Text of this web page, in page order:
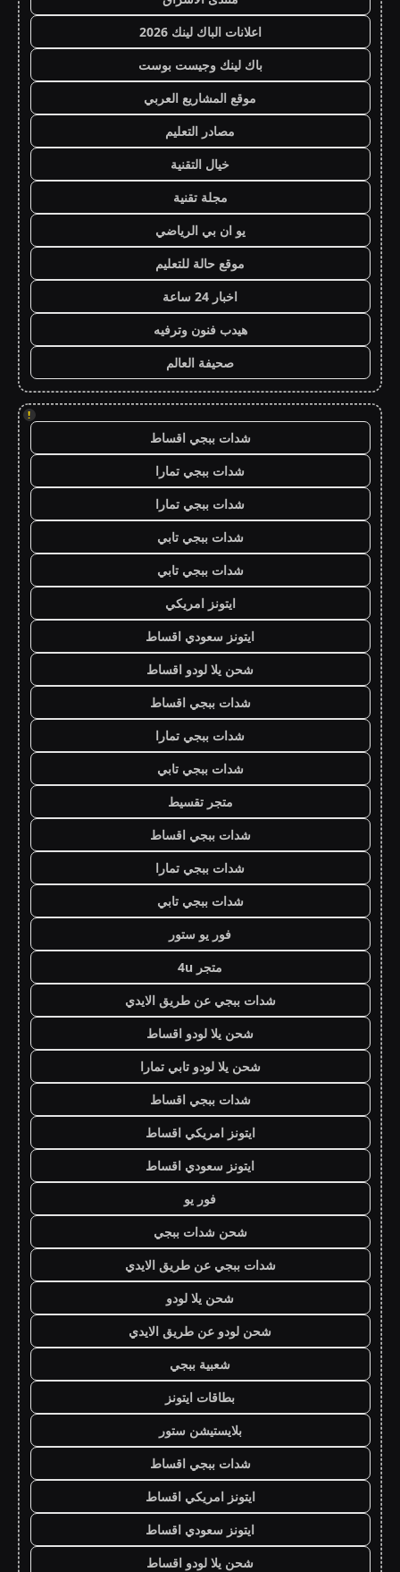
اعلانات الباك لينك 2026
باك لينك وجيست بوست
موقع المشاريع العربي
مصادر التعليم
خيال التقنية
مجلة تقنية
يو ان بي الرياضي
موقع حالة للتعليم
اخبار 24 ساعة
هيدب فنون وترفيه
صحيفة العالم
!
شدات ببجي اقساط
شدات ببجي تمارا
شدات ببجي تمارا
شدات ببجي تابي
شدات ببجي تابي
ايتونز امريكي
ايتونز سعودي اقساط
شحن يلا لودو اقساط
شدات ببجي اقساط
شدات ببجي تمارا
شدات ببجي تابي
متجر تقسيط
شدات ببجي اقساط
شدات ببجي تمارا
شدات ببجي تابي
فور يو ستور
متجر 4u
شدات ببجي عن طريق الايدي
شحن يلا لودو اقساط
شحن يلا لودو تابي تمارا
شدات ببجي اقساط
ايتونز امريكي اقساط
ايتونز سعودي اقساط
فور يو
شحن شدات ببجي
شدات ببجي عن طريق الايدي
شحن يلا لودو
شحن لودو عن طريق الايدي
شعبية ببجي
بطاقات ايتونز
بلايستيشن ستور
شدات ببجي اقساط
ايتونز امريكي اقساط
ايتونز سعودي اقساط
شحن يلا لودو اقساط